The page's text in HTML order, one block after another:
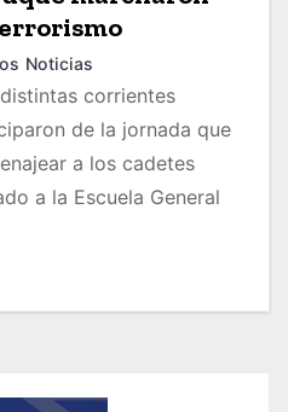
Noticias
corrientes
de la jornada que
a los cadetes
a la Escuela General